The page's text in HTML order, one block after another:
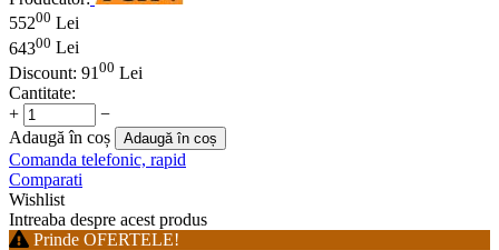
55200 Lei
64300 Lei
Discount: 91 00 Lei
Cantitate:
+
−
Adaugă în coș
Adaugă în coș
Comanda telefonic, rapid
Comparati
Wishlist
Intreaba despre acest produs
Prinde OFERTELE!